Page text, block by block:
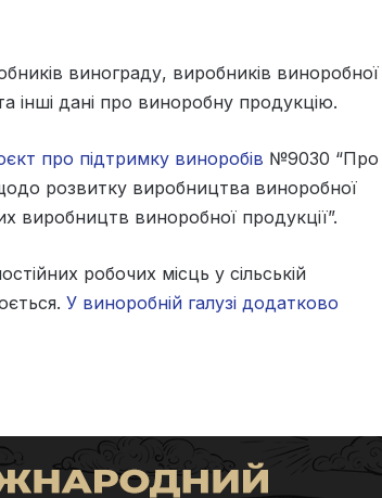
винограду, виробників виноробної
інші дані про виноробну продукцію.
про підтримку виноробів №9030 “Про
розвитку виробництва виноробної
виробництв виноробної продукції”.
робочих місць у сільській
У виноробній галузі додатково